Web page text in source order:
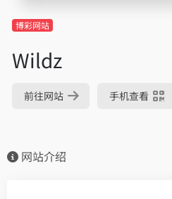
博彩网站
Wildz
前往网站 手机查看
网站介绍